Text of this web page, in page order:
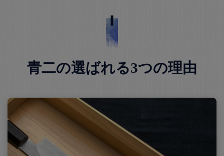
青二の選ばれる3つの理由